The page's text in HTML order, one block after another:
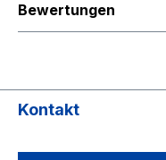
Bewertungen
Kontakt